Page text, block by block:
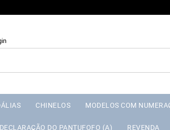
CHINELOS MODELOS COM
DECLARAÇÃO DO PANTUFOFO (A) REVENDA